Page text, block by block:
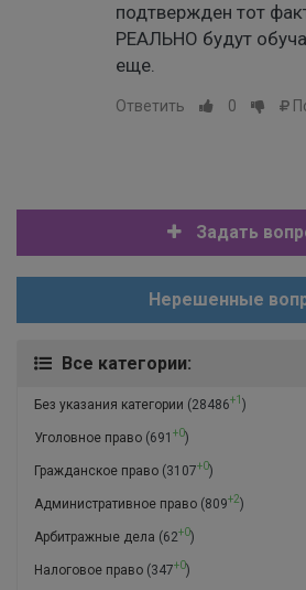
подтвержден тот
РЕАЛЬНО будут
еще.
Ответить 0
Задать
Нерешенные
Все категории:
Без указания категории (28486+1 )
Уголовное право (691 +0)
Гражданское право (3107+0)
Административное право (809+2)
Арбитражные дела (62+0)
Налоговое право (347+0)